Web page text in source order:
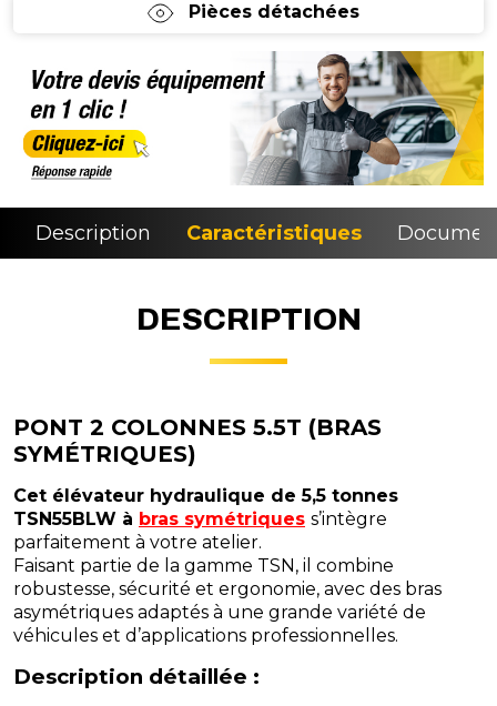
Pièces détachées
Description Caractéristiques
DESCRIPTION
PONT 2 COLONNES 5.5T (BRAS
SYMÉTRIQUES)
Cet élévateur hydraulique de 5,5 tonnes
TSN55BLW à bras symétriques s’intègre
parfaitement à votre atelier.
Faisant partie de la gamme TSN, il combine
robustesse, sécurité et ergonomie, avec des bras
asymétriques adaptés à une grande variété de
véhicules et d’applications professionnelles.
Description détaillée :